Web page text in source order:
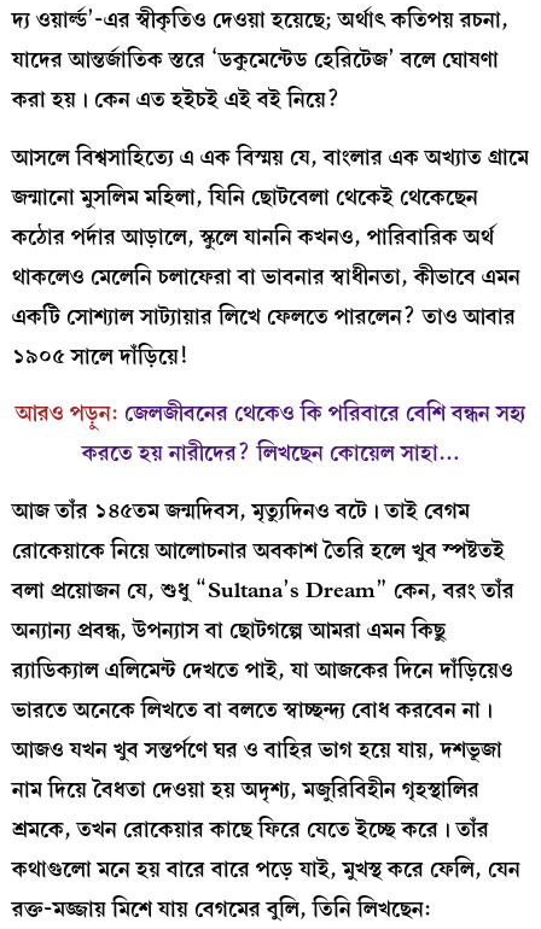
দ্য ওয়ার্ল্ড’-এর স্বীকৃতিও দেওয়া হয়েছে; অর্থাৎ কতিপয় রচনা,
যাদের আন্তর্জাতিক স্তরে ‘ডকুমেন্টেড হেরিটেজ’ বলে ঘোষণা
করা হয়। কেন এত হইচই এই বই নিয়ে?
আসলে বিশ্বসাহিত্যে এ এক বিস্ময় যে, বাংলার এক অখ্যাত গ্রামে
জন্মানো মুসলিম মহিলা, যিনি ছোটবেলা থেকেই থেকেছেন
কঠোর পর্দার আড়ালে, স্কুলে যাননি কখনও, পারিবারিক অর্থ
থাকলেও মেলেনি চলাফেরা বা ভাবনার স্বাধীনতা, কীভাবে এমন
একটি সোশ্যাল সাট্যায়ার লিখে ফেলতে পারলেন? তাও আবার
১৯০৫ সালে দাঁড়িয়ে!
আরও পড়ুন: জেলজীবনের থেকেও কি পরিবারে বেশি বন্ধন সহ্য
করতে হয় নারীদের? লিখছেন কোয়েল সাহা…
আজ তাঁর ১৪৫তম জন্মদিবস, মৃত্যুদিনও বটে। তাই বেগম
রোকেয়াকে নিয়ে আলোচনার অবকাশ তৈরি হলে খুব স্পষ্টতই
বলা প্রয়োজন যে, শুধু “Sultana’s Dream” কেন, বরং তাঁর
অন্যান্য প্রবন্ধ, উপন্যাস বা ছোটগল্পে আমরা এমন কিছু
ব়্যাডিক্যাল এলিমেন্ট দেখতে পাই, যা আজকের দিনে দাঁড়িয়েও
ভারতে অনেকে লিখতে বা বলতে স্বাচ্ছন্দ্য বোধ করবেন না।
আজও যখন খুব সন্তর্পণে ঘর ও বাহির ভাগ হয়ে যায়, দশভূজা
নাম দিয়ে বৈধতা দেওয়া হয় অদৃশ্য, মজুরিবিহীন গৃহস্থালির
শ্রমকে, তখন রোকেয়ার কাছে ফিরে যেতে ইচ্ছে করে। তাঁর
কথাগুলো মনে হয় বারে বারে পড়ে যাই, মুখস্থ করে ফেলি, যেন
রক্ত-মজ্জায় মিশে যায় বেগমের বুলি, তিনি লিখছেন: